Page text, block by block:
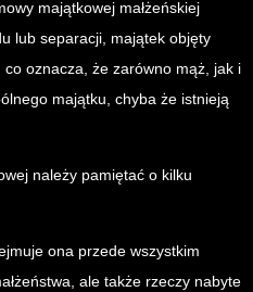
majątkowej małżeńskiej
lub separacji, majątek objęty
oznacza, że zarówno mąż, jak i
majątku, chyba że istnieją
należy pamiętać o kilku
ona przede wszystkim
ale także rzeczy nabyte